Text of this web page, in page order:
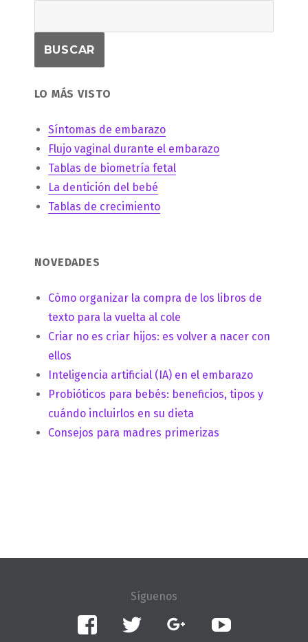
LO MÁS VISTO
Síntomas de embarazo
Flujo vaginal durante el embarazo
Tablas de biometría fetal
La dentición del bebé
Tablas de crecimiento
NOVEDADES
Cómo organizar la compra de los libros de
texto para la vuelta al cole
Criar no es criar hijos: es volver a nacer con
ellos
Inteligencia artificial (IA) en el embarazo
Probióticos para bebés: beneficios, tipos y
cuándo incluirlos en su dieta
Consejos para madres primerizas
Facebook Twitter Google+